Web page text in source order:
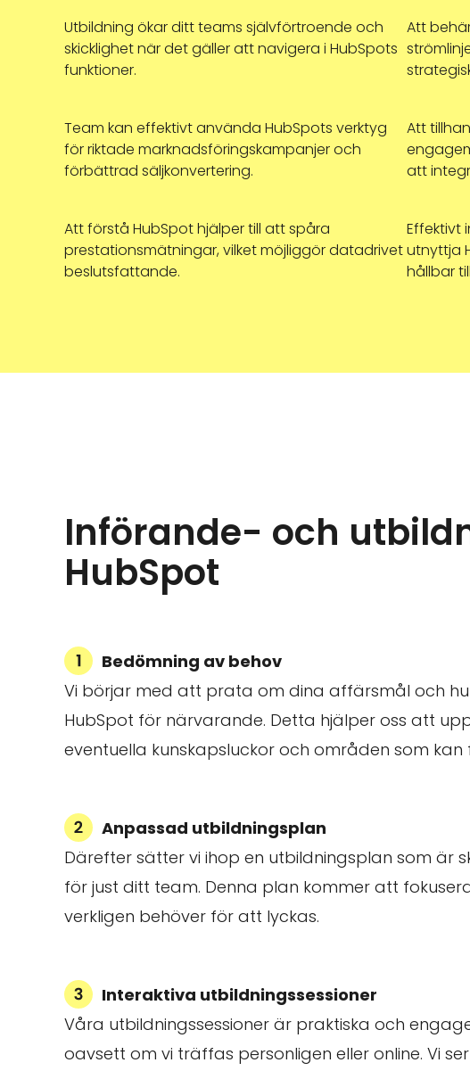
Utbildning ökar ditt teams självförtroende och
skicklighet när det gäller att navigera i HubSpots
funktioner.
Att
Team kan effektivt använda HubSpots verktyg
för riktade marknadsföringskampanjer och
förbättrad säljkonvertering.
Att
att
Att förstå HubSpot hjälper till att spåra
prestationsmätningar, vilket möjliggör datadrivet
beslutsfattande.
Effektivt
utnyttja
hållbar
Införande- och
HubSpot
Bedömning av behov
Vi börjar med att prata om dina affärsmål och
HubSpot för närvarande. Detta hjälper oss att
eventuella kunskapsluckor och områden som
Anpassad utbildningsplan
Därefter sätter vi ihop en utbildningsplan som är
för just ditt team. Denna plan kommer att
verkligen behöver för att lyckas.
Interaktiva utbildningssessioner
Våra utbildningssessioner är praktiska och
oavsett om vi träffas personligen eller online. Vi